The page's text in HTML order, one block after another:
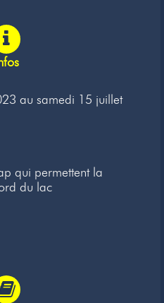
au samedi 15 juillet
qui permettent la
du lac